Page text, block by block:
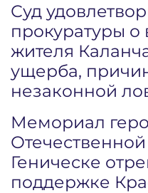
Суд
прокуратуры о
жителя
ущерба,
незаконной
Мемориал
Геническе
поддержке